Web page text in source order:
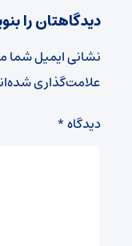
دیدگاهتان را
نشانی ایمیل شما
علامت‌گذاری
دیدگاه*